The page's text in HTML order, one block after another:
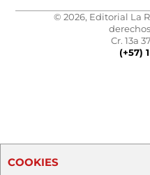
© 2026, Editorial La
Cr. 13a
(+57)
COOKIES